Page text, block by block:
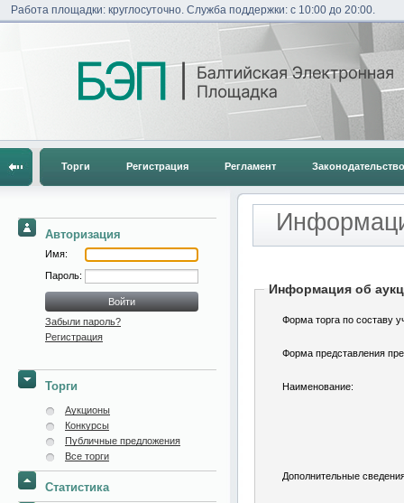
Работа площадки: круглосуточно. Служба поддержки: с 10:00 до 20:00.
Торги Регистрация Регламент Законодательство
Авторизация
Имя:
Пароль:
Забыли пароль?
Регистрация
Торги
Аукционы
Конкурсы
Публичные предложения
Все торги
Статистика
Информация об
Форма торга по составу
Форма представления
Наименование:
Дополнительные